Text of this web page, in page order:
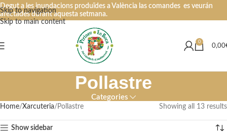
Skip to navigation
Skip to main content
Degut a les inundacions produïdes a València las comandes es veurán
afectades durant aquesta setmana.
0
0,00
Pollastre
Categories
Home Xarcuteria Pollastre Showing all 13 results
Show sidebar